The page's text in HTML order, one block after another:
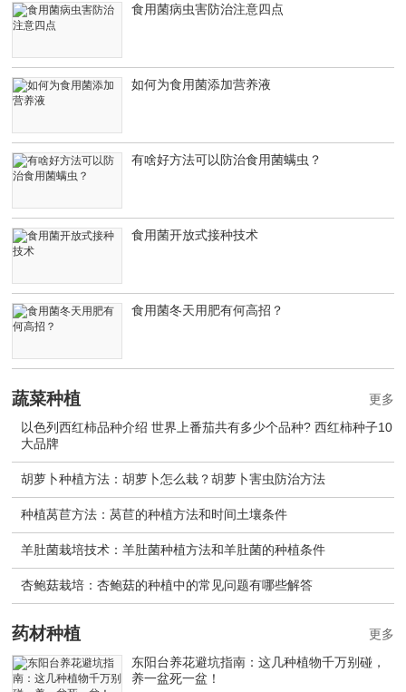
食用菌病虫害防治注意四点
如何为食用菌添加营养液
有啥好方法可以防治食用菌螨虫？
食用菌开放式接种技术
食用菌冬天用肥有何高招？
蔬菜种植
以色列西红柿品种介绍 世界上番茄共有多少个品种? 西红柿种子10
大品牌
胡萝卜种植方法：胡萝卜怎么栽？胡萝卜害虫防治方法
种植莴苣方法：莴苣的种植方法和时间土壤条件
羊肚菌栽培技术：羊肚菌种植方法和羊肚菌的种植条件
杏鲍菇栽培：杏鲍菇的种植中的常见问题有哪些解答
更多
药材种植
东阳台养花避坑指南：这几种植物千万别碰，
养一盆死一盆！
更多